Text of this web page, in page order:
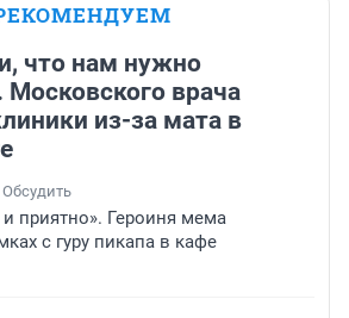
что нам нужно
Московского врача
из-за мата в
Обсудить
приятно». Героиня мема
с гуру пикапа в кафе